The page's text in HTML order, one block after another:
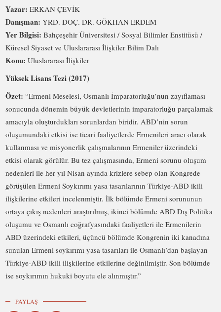
Yazar: ERKAN ÇEVİK
Danışman: YRD. DOÇ. DR. GÖKHAN ERDEM
Yer Bilgisi: Bahçeşehir Üniversitesi / Sosyal Bilimler Enstitüsü /
Küresel Siyaset ve Uluslararası İlişkiler Bilim Dalı
Konu: Uluslararası İlişkiler
Yüksek Lisans Tezi (2017)
Özet: “Ermeni Meselesi, Osmanlı İmparatorluğu’nun zayıflaması
sonucunda dönemin büyük devletlerinin imparatorluğu parçalamak
amacıyla oluşturdukları sorunlardan biridir. ABD’nin sorun
oluşumundaki etkisi ise ticari faaliyetlerde Ermenileri aracı olarak
kullanması ve misyonerlik çalışmalarının Ermeniler üzerindeki
etkisi olarak görülür. Bu tez çalışmasında, Ermeni sorunu oluşum
nedenleri ile her yıl Nisan ayında krizlere sebep olan Kongrede
görüşülen Ermeni Soykırımı yasa tasarılarının Türkiye-ABD ikili
ilişkilerine etkileri incelenmiştir. İlk bölümde Ermeni sorununun
ortaya çıkış nedenleri araştırılmış, ikinci bölümde ABD Dış Politika
oluşumu ve Osmanlı coğrafyasındaki faaliyetleri ile Ermenilerin
ABD üzerindeki etkileri, üçüncü bölümde Kongrenin iki kanadına
sunulan Ermeni soykırımı yasa tasarıları ile Osmanlı’dan başlayan
Türkiye-ABD ikili ilişkilerine etkilerine değinilmiştir. Son bölümde
ise soykırımın hukuki boyutu ele alınmıştır.”
PAYLAŞ